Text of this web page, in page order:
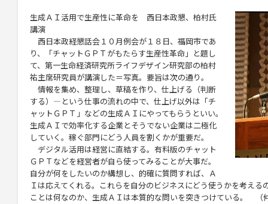
生成ＡＩ活用で生産性に革命を 西日本政懇、 柏村氏
講演
西日本政経懇話会１０月例会が１８日、福岡市であ
り、「チャットＧＰＴがもたらす生産性革命」と題し
て、第一生命経済研究所ライフデザイン研究部の柏村
祐主席研究員が講演した＝写真。要旨は次の通り。
情報を集め、整理し、草稿を作り、仕上げる（判断
する）―という仕事の流れの中で、仕上げ以外は「チ
ャットＧＰＴ」などの生成ＡＩにやってもらうといい。
生成ＡＩで効率化する企業とそうでない企業は二極化
していく。稼ぐ部門にどう人員を割くかが重要だ。
デジタル活用は経営に直結する。有料版のチャット
ＧＰＴなどを経営者が自ら使ってみることが大事だ。
自分が何をしたいのか構想し、的確に質問すれば、Ａ
Ｉは応えてくれる。これらを自分のビジネスにどう使うかを考え
ことは何なのか、生成ＡＩは本質的な問いを突きつけている。 （